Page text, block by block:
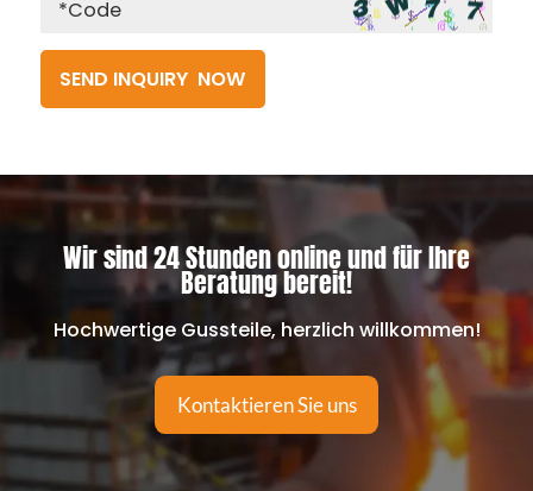
Wir sind 24 Stunden online und für Ihre
Beratung bereit!
Hochwertige Gussteile, herzlich willkommen!
Kontaktieren Sie uns